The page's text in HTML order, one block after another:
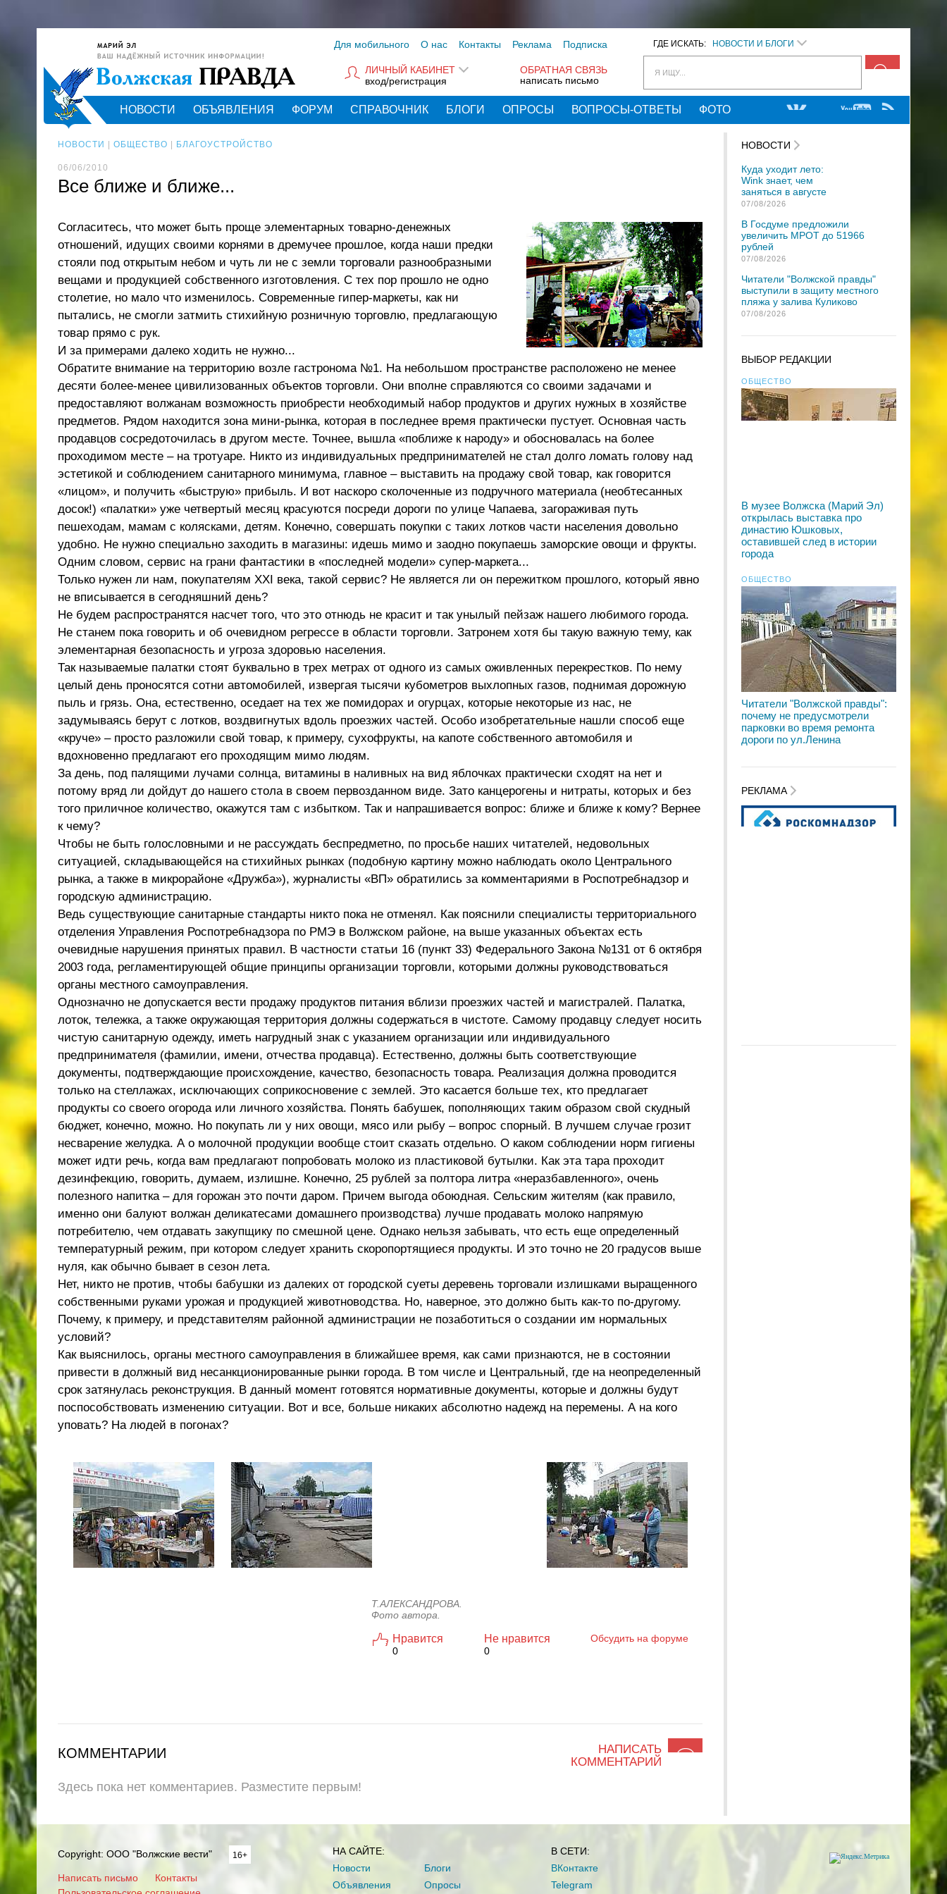
ГДЕ ИСКАТЬ: НОВОСТИ И БЛОГИ
Я ИЩУ...
Для мобильного О нас Контакты Реклама Подписка
ОБРАТНАЯ СВЯЗЬ
написать письмо
ЛИЧНЫЙ КАБИНЕТ
вход/регистрация
НОВОСТИ ОБЪЯВЛЕНИЯ ФОРУМ СПРАВОЧНИК БЛОГИ ОПРОСЫ ВОПРОСЫ-ОТВЕТЫ ФОТО
НОВОСТИ ОБЩЕСТВО БЛАГОУСТРОЙСТВО
06/06/2010
Все ближе и ближе...
Согласитесь, что может быть проще элементарных товарно-денежных
отношений, идущих своими корнями в дремучее прошлое, когда наши предки
стояли под открытым небом и чуть ли не с земли торговали разнообразными
вещами и продукцией собственного изготовления. С тех пор прошло не одно
столетие, но мало что изменилось. Современные гипер-маркеты, как ни
пытались, не смогли затмить стихийную розничную торговлю, предлагающую
товар прямо с рук.
И за примерами далеко ходить не нужно...
Обратите внимание на территорию возле гастронома №1. На небольшом пространстве расположено не менее
десяти более-менее цивилизованных объектов торговли. Они вполне справляются со своими задачами и
предоставляют волжанам возможность приобрести необходимый набор продуктов и других нужных в хозяйстве
предметов. Рядом находится зона мини-рынка, которая в последнее время практически пустует. Основная часть
продавцов сосредоточилась в другом месте. Точнее, вышла «поближе к народу» и обосновалась на более
проходимом месте – на тротуаре. Никто из индивидуальных предпринимателей не стал долго ломать голову над
эстетикой и соблюдением санитарного минимума, главное – выставить на продажу свой товар, как говорится
«лицом», и получить «быструю» прибыль. И вот наскоро сколоченные из подручного материала (необтесанных
досок!) «палатки» уже четвертый месяц красуются посреди дороги по улице Чапаева, загораживая путь
пешеходам, мамам с колясками, детям. Конечно, совершать покупки с таких лотков части населения довольно
удобно. Не нужно специально заходить в магазины: идешь мимо и заодно покупаешь заморские овощи и фрукты.
Одним словом, сервис на грани фантастики в «последней модели» супер-маркета...
Только нужен ли нам, покупателям XXI века, такой сервис? Не является ли он пережитком прошлого, который явно
не вписывается в сегодняшний день?
Не будем распространятся насчет того, что это отнюдь не красит и так унылый пейзаж нашего любимого города.
Не станем пока говорить и об очевидном регрессе в области торговли. Затронем хотя бы такую важную тему, как
элементарная безопасность и угроза здоровью населения.
Так называемые палатки стоят буквально в трех метрах от одного из самых оживленных перекрестков. По нему
целый день проносятся сотни автомобилей, извергая тысячи кубометров выхлопных газов, поднимая дорожную
пыль и грязь. Она, естественно, оседает на тех же помидорах и огурцах, которые некоторые из нас, не
задумываясь берут с лотков, воздвигнутых вдоль проезжих частей. Особо изобретательные нашли способ еще
«круче» – просто разложили свой товар, к примеру, сухофрукты, на капоте собственного автомобиля и
вдохновенно предлагают его проходящим мимо людям.
За день, под палящими лучами солнца, витамины в наливных на вид яблочках практически сходят на нет и
потому вряд ли дойдут до нашего стола в своем первозданном виде. Зато канцерогены и нитраты, которых и без
того приличное количество, окажутся там с избытком. Так и напрашивается вопрос: ближе и ближе к кому? Вернее
к чему?
Чтобы не быть голословными и не рассуждать беспредметно, по просьбе наших читателей, недовольных
ситуацией, складывающейся на стихийных рынках (подобную картину можно наблюдать около Центрального
рынка, а также в микрорайоне «Дружба»), журналисты «ВП» обратились за комментариями в Роспотребнадзор и
городскую администрацию.
Ведь существующие санитарные стандарты никто пока не отменял. Как пояснили специалисты территориального
отделения Управления Роспотребнадзора по РМЭ в Волжском районе, на выше указанных объектах есть
очевидные нарушения принятых правил. В частности статьи 16 (пункт 33) Федерального Закона №131 от 6 октября
2003 года, регламентирующей общие принципы организации торговли, которыми должны руководствоваться
органы местного самоуправления.
Однозначно не допускается вести продажу продуктов питания вблизи проезжих частей и магистралей. Палатка,
лоток, тележка, а также окружающая территория должны содержаться в чистоте. Самому продавцу следует носить
чистую санитарную одежду, иметь нагрудный знак с указанием организации или индивидуального
предпринимателя (фамилии, имени, отчества продавца). Естественно, должны быть соответствующие
документы, подтверждающие происхождение, качество, безопасность товара. Реализация должна проводится
только на стеллажах, исключающих соприкосновение с землей. Это касается больше тех, кто предлагает
продукты со своего огорода или личного хозяйства. Понять бабушек, пополняющих таким образом свой скудный
бюджет, конечно, можно. Но покупать ли у них овощи, мясо или рыбу – вопрос спорный. В лучшем случае грозит
несварение желудка. А о молочной продукции вообще стоит сказать отдельно. О каком соблюдении норм гигиены
может идти речь, когда вам предлагают попробовать молоко из пластиковой бутылки. Как эта тара проходит
дезинфекцию, говорить, думаем, излишне. Конечно, 25 рублей за полтора литра «неразбавленного», очень
полезного напитка – для горожан это почти даром. Причем выгода обоюдная. Сельским жителям (как правило,
именно они балуют волжан деликатесами домашнего производства) лучше продавать молоко напрямую
потребителю, чем отдавать закупщику по смешной цене. Однако нельзя забывать, что есть еще определенный
температурный режим, при котором следует хранить скоропортящиеся продукты. И это точно не 20 градусов выше
нуля, как обычно бывает в сезон лета.
Нет, никто не против, чтобы бабушки из далеких от городской суеты деревень торговали излишками выращенного
собственными руками урожая и продукцией животноводства. Но, наверное, это должно быть как-то по-другому.
Почему, к примеру, и представителям районной администрации не позаботиться о создании им нормальных
условий?
Как выяснилось, органы местного самоуправления в ближайшее время, как сами признаются, не в состоянии
привести в должный вид несанкционированные рынки города. В том числе и Центральный, где на неопределенный
срок затянулась реконструкция. В данный момент готовятся нормативные документы, которые и должны будут
поспособствовать изменению ситуации. Вот и все, больше никаких абсолютно надежд на перемены. А на кого
уповать? На людей в погонах?
Т.АЛЕКСАНДРОВА.
Фото автора.
Нравится
0
Не нравится
0
Обсудить на форуме
НАПИСАТЬ
КОММЕНТАРИЙ
КОММЕНТАРИИ
Здесь пока нет комментариев. Разместите первым!
НОВОСТИ
Куда уходит лето:
Wink знает, чем
заняться в августе
07/08/2026
В Госдуме предложили
увеличить МРОТ до 51966
рублей
07/08/2026
Читатели "Волжской правды"
выступили в защиту местного
пляжа у залива Куликово
07/08/2026
ВЫБОР РЕДАКЦИИ
ОБЩЕСТВО
В музее Волжска (Марий Эл)
открылась выставка про
династию Юшковых,
оставившей след в истории
города
ОБЩЕСТВО
Читатели "Волжской правды":
почему не предусмотрели
парковки во время ремонта
дороги по ул.Ленина
РЕКЛАМА
Copyright: ООО "Волжские вести" 16+
Написать письмо
Контакты
НА САЙТЕ:
Новости
Объявления
Блоги
Опросы
В СЕТИ:
ВКонтакте
Telegram